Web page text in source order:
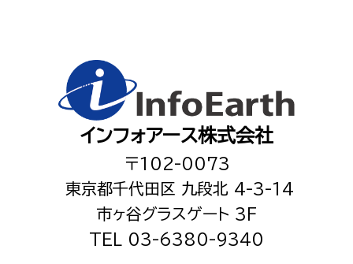
インフォアース株式会社
〒102-0073
東京都千代田区 九段北 4-3-14
市ヶ谷グラスゲート 3F
TEL 03-6380-9340